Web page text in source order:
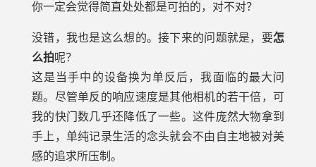
你一定会觉得简直处处都是可拍的，对不对？
没错，我也是这么想的。接下来的问题就是，要怎
么拍呢？
这是当手中的设备换为单反后，我面临的最大问
题。尽管单反的响应速度是其他相机的若干倍，可
我的快门数几乎还降低了一些。这件庞然大物拿到
手上，单纯记录生活的念头就会不由自主地被对美
感的追求所压制。